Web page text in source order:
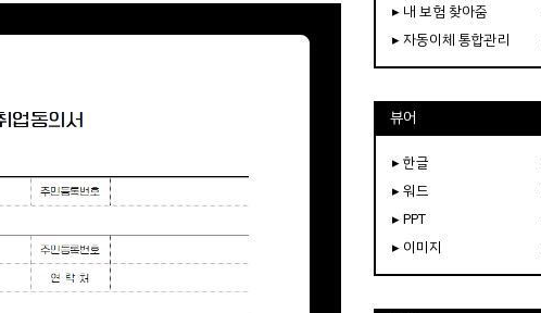
▸ 내 보험 찾아줌
▸ 자동이체 통합관리
뷰어
▸ 한글
▸ 워드
▸ PPT
▸ 이미지